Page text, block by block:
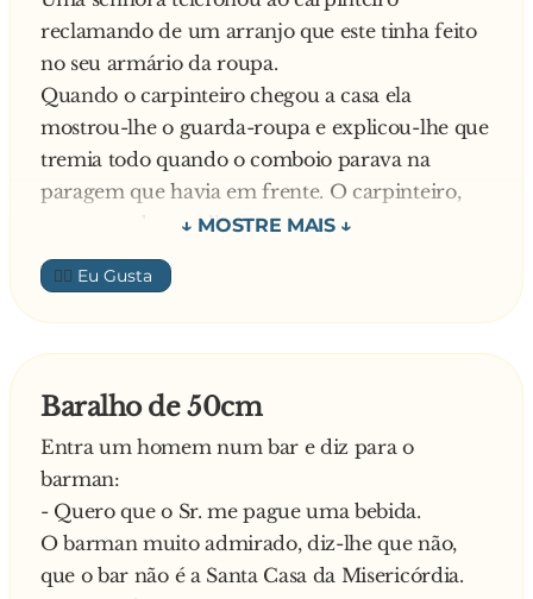
reclamando de um arranjo que este tinha feito
no seu armário da roupa.
Quando o carpinteiro chegou a casa ela
mostrou-lhe o guarda-roupa e explicou-lhe que
tremia todo quando o comboio parava na
paragem que havia em frente. O carpinteiro,
para perceber melhor o que se estava a passar,
meteu-se meio dentro do armário e aguardou.
De repente, o marido da senhora chega a casa e
vendo o homem naquela situação, desconfiado,
pergunta-lhe:
Com uma voz tremida, diz o carpinteiro:
- Se eu lhe disser que estou à espera do comboio
o senhor acredita!?
👍🏼
Baralho de 50cm
Entra um homem num bar e diz para o
barman:
- Quero que o Sr. me pague uma bebida.
O barman muito admirado, diz-lhe que não,
que o bar não é a Santa Casa da Misericórdia.